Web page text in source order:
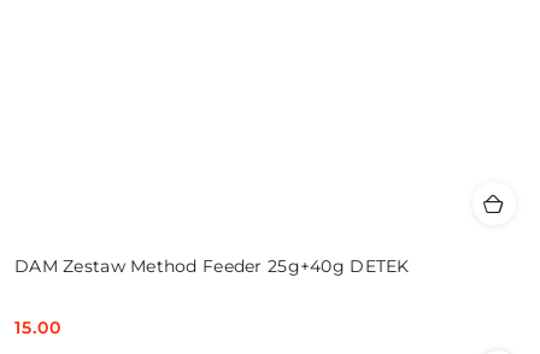
DAM Zestaw Method Feeder 25g+40g DETEK
Cena:
15.00